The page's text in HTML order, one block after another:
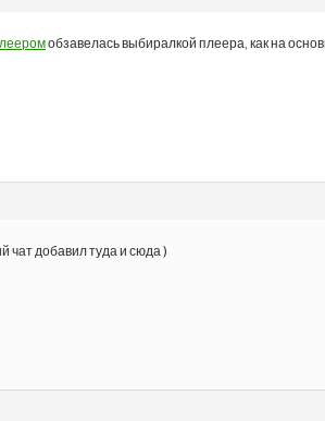
обзавелась выбиралкой плеера, как на
чат добавил туда и сюда )